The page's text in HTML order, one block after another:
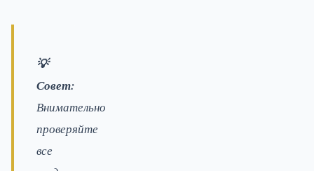
💡
Совет:
Внимательно
проверяйте
все